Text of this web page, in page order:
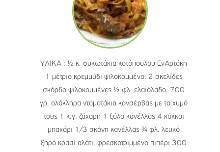
ΥΛΙΚΑ : ½ κ. συκωτάκια κοτόπουλου ΕνΑρτάκη
1 μέτριο κρεμμύδι ψιλοκομμένο, 2 σκελίδες
σκόρδο ψιλοκομμένες ½ φλ. ελαιόλαδο, 700
γρ. ολόκληρα ντοματάκια κονσέρβας με το χυμό
τους 1 κ.γ. ζάχαρη 1 ξύλο κανέλλας 4 κόκκοι
μπαχάρι 1/3 σκόνη κανέλλας ¾ φλ. λευκό
ξηρό κρασί αλάτι, φρεσκοτριμμένο πιπέρι 300